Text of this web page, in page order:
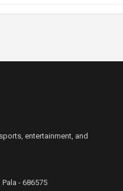
entertainment, and
- 686575